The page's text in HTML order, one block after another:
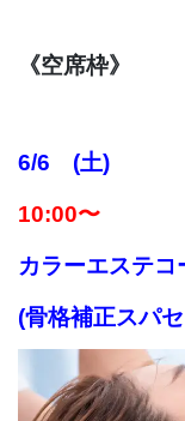
《空席枠》
6/6 (土)
10:00〜
カラーエステコ
(骨格補正スパ